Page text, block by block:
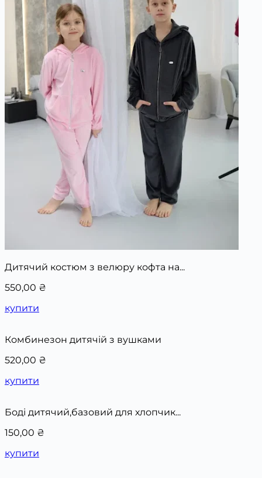
Дитячий костюм з велюру кофта на...
550,00 ₴
купити
Комбинезон дитячій з вушками
520,00 ₴
купити
Боді дитячий,базовий для хлопчик...
150,00 ₴
купити